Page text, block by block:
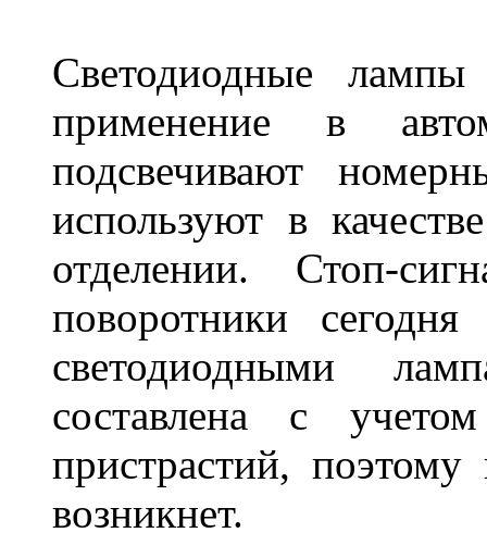
Светодиодные
применение в
подсвечивают
используют в
отделении. Стоп-
поворотники
светодиодными
составлена с
пристрастий,
возникнет.